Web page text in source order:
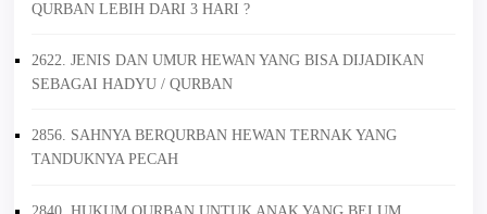
QURBAN LEBIH DARI 3 HARI ?
2622. JENIS DAN UMUR HEWAN YANG BISA DIJADIKAN
SEBAGAI HADYU / QURBAN
2856. SAHNYA BERQURBAN HEWAN TERNAK YANG
TANDUKNYA PECAH